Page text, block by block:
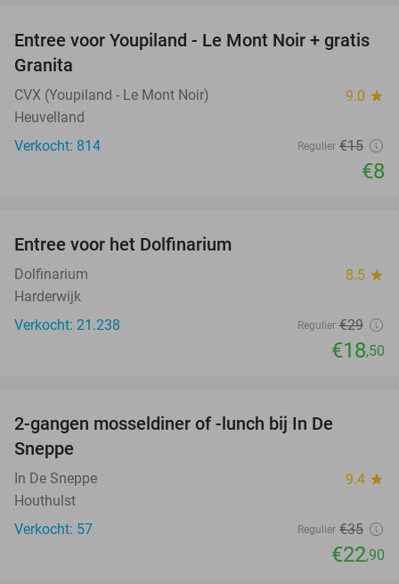
47%
Entree voor Youpiland - Le Mont Noir + gratis
Granita
CVX (Youpiland - Le Mont Noir) 9.0 star
Heuvelland
Verkocht: 814
Regulier €15
€8
Entree voor het Dolfinarium
Dolfinarium 8.5 star
Harderwijk
Verkocht: 21.238
Regulier €29
€18,50
2-gangen mosseldiner of -lunch bij In De
Sneppe
In De Sneppe 9.4 star
Houthulst
Verkocht: 57
Regulier €35
€22,90